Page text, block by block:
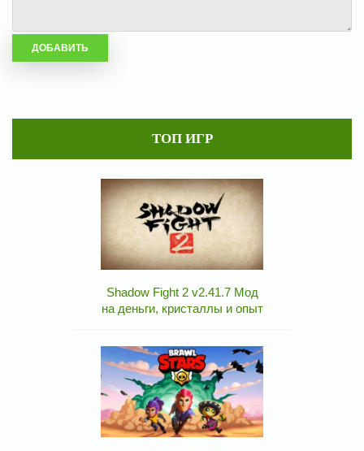
ТОП ИГР
Shadow Fight 2 v2.41.7 Мод
на деньги, кристаллы и опыт